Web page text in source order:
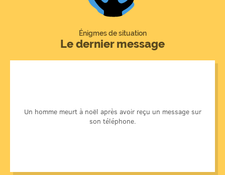
Énigmes de situation
Le dernier message
Un homme meurt à noël après avoir reçu un message sur
son téléphone.
un message qui devait exploser.
Alors qu'il était chez lui pour faire les derniers préparatifs